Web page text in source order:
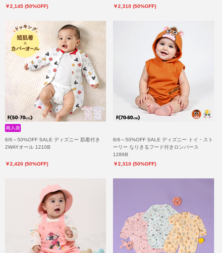
￥2,145 (50%OFF)
￥2,310 (50%OFF)
8/6～50%OFF SALE ディズニー 肌着付き
2WAYオール 1210B
￥2,420 (50%OFF)
8/6～50%OFF SALE ディズニー トイ・スト
ーリー なりきるフード付きロンパース
1286B
￥2,310 (50%OFF)